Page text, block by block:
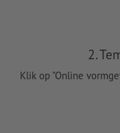
2.
Klik op "Online